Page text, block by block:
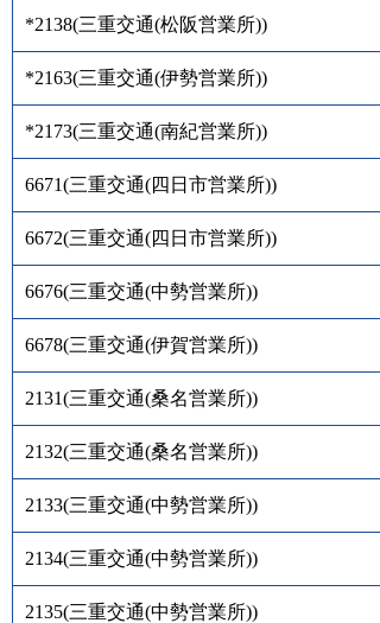
*2138(三重交通(松阪営業所))
*2163(三重交通(伊勢営業所))
*2173(三重交通(南紀営業所))
6671(三重交通(四日市営業所))
6672(三重交通(四日市営業所))
6676(三重交通(中勢営業所))
6678(三重交通(伊賀営業所))
2131(三重交通(桑名営業所))
2132(三重交通(桑名営業所))
2133(三重交通(中勢営業所))
2134(三重交通(中勢営業所))
2135(三重交通(中勢営業所))